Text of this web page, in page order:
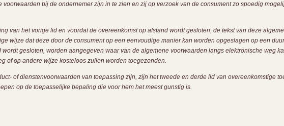
bij de ondernemer zijn in te zien en zij op verzoek van de consument zo spoedig
van het vorige lid en voordat de overeenkomst op afstand wordt gesloten, de tekst van deze
wijze dat deze door de consument op een eenvoudige manier kan worden opgeslagen op een
gesloten, worden aangegeven waar van de algemene voorwaarden langs elektronische weg
of op andere wijze kosteloos zullen worden toegezonden.
of dienstenvoorwaarden van toepassing zijn, zijn het tweede en derde lid van overeenkomstige
op de toepasselijke bepaling die voor hem het meest gunstig is.